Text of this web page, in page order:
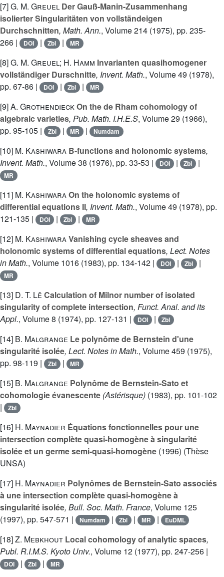
[7]G. M. Greuel Der Gauß-Manin-Zusammenhang
isolierter Singularitäten von vollständeigen
Durchschnitten, Math. Ann., Volume 214 (1975), pp. 235-
266 |
DOI | Zbl | MR
[8]G. M. Greuel; H. Hamm Invarianten quasihomogener
vollständiger Durschnitte, Invent. Math., Volume 49 (1978),
pp. 67-86 |
DOI | Zbl | MR
[9]A. GrothendieckOn the de Rham cohomology of
algebraic varieties, Pub. Math. I.H.E.S, Volume 29 (1966),
pp. 95-105 |
Zbl | MR | Numdam
[10] M. Kashiwara B-functions and holonomic systems,
Invent. Math., Volume 38 (1976), pp. 33-53 | DOI | Zbl |
MR
[11] M. KashiwaraOn the holonomic systems of
differential equations II, Invent. Math., Volume 49 (1978), pp.
121-135 |
DOI | Zbl | MR
[12] M. KashiwaraVanishing cycle sheaves and
holonomic systems of differential equations, Lect. Notes
in Math., Volume 1016 (1983), pp. 134-142 | DOI | Zbl |
MR
[13] D. T. Lê Calculation of Milnor number of isolated
singularity of complete intersection, Funct. Anal. and its
Appl., Volume 8 (1974), pp. 127-131 | DOI | Zbl
[14] B. Malgrange Le polynôme de Bernstein d'une
singularité isolée, Lect. Notes in Math., Volume 459 (1975),
pp. 98-119 |
Zbl | MR
[15] B. Malgrange Polynôme de Bernstein-Sato et
cohomologie évanescente (Astérisque) (1983), pp. 101-102
|
Zbl
[16] H. Maynadier Équations fonctionnelles pour une
intersection complète quasi-homogène à singularité
isolée et un germe semi-quasi-homogène (1996) (Thèse
UNSA)
[17] H. Maynadier Polynômes de Bernstein-Sato associés
à une intersection complète quasi-homogène à
singularité isolée, Bull. Soc. Math. France, Volume 125
(1997), pp. 547-571 |
Numdam | Zbl | MR | EuDML
[18]Z. Mebkhout Local cohomology of analytic spaces,
Publ. R.I.M.S. Kyoto Univ., Volume 12 (1977), pp. 247-256 |
DOI | Zbl | MR